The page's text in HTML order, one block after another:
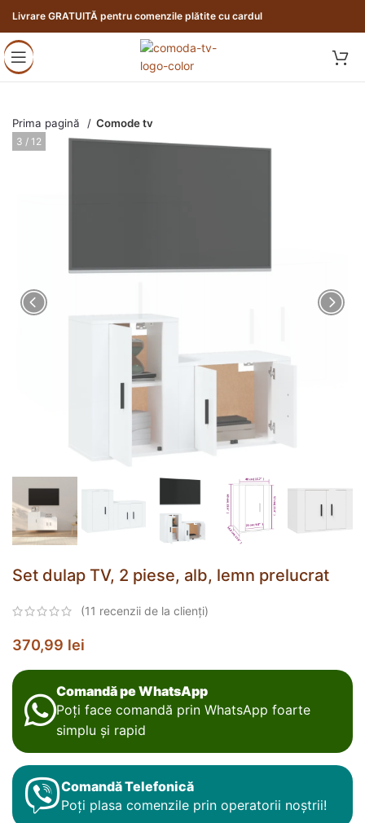
Livrare GRATUITĂ pentru comenzile plătite cu cardul
Prima pagină Comode tv
3 / 12
Set dulap TV, 2 piese, alb, lemn prelucrat
(11 recenzii de la clienți)
370,99 lei
Comandă pe WhatsApp
Poți face comandă prin WhatsApp foarte
simplu și rapid
Comandă Telefonică
Poți plasa comenzile prin operatorii noștrii!